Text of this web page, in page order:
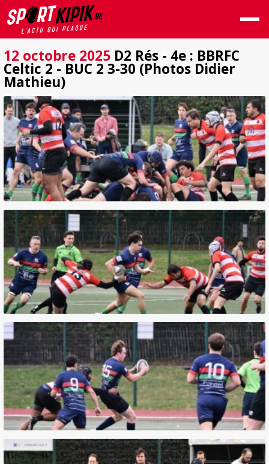
12 octobre 2025 D2 Rés - 4e : BBRFC
Celtic 2 - BUC 2 3-30 (Photos Didier
Mathieu)